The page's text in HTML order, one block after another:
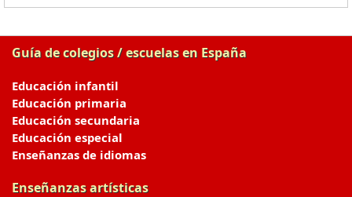
Guía de colegios / escuelas en España
Educación infantil
Educación primaria
Educación secundaria
Educación especial
Enseñanzas de idiomas
Enseñanzas artísticas